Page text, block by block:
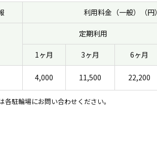
利用料金（一般）（円）
定期利用
1ヶ月
3ヶ月 6ヶ月
4,000 11,500 22,200
駐輪場にお問い合わせください。